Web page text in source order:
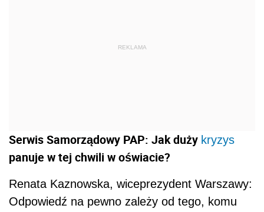
REKLAMA
Serwis Samorządowy PAP: Jak duży kryzys
panuje w tej chwili w oświacie?
Renata Kaznowska, wiceprezydent Warszawy:
Odpowiedź na pewno zależy od tego, komu